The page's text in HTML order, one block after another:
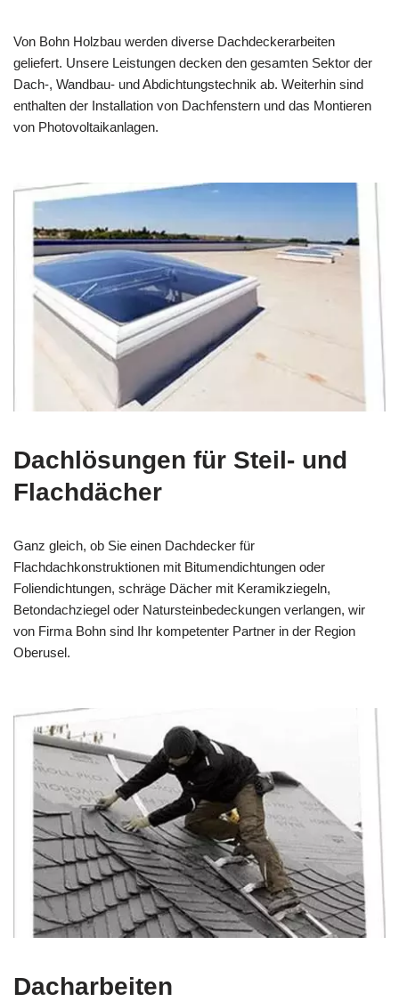
Von Bohn Holzbau werden diverse Dachdeckerarbeiten
geliefert. Unsere Leistungen decken den gesamten Sektor der
Dach-, Wandbau- und Abdichtungstechnik ab. Weiterhin sind
enthalten der Installation von Dachfenstern und das Montieren
von Photovoltaikanlagen.
Dachlösungen für Steil- und
Flachdächer
Ganz gleich, ob Sie einen Dachdecker für
Flachdachkonstruktionen mit Bitumendichtungen oder
Foliendichtungen, schräge Dächer mit Keramikziegeln,
Betondachziegel oder Natursteinbedeckungen verlangen, wir
von Firma Bohn sind Ihr kompetenter Partner in der Region
Oberusel.
Dacharbeiten